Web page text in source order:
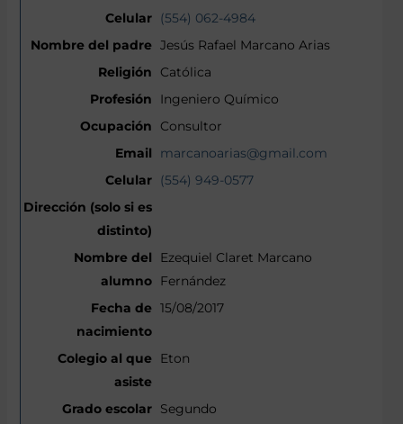
(554) 062-4984
Jesús Rafael Marcano Arias
Católica
Ingeniero Químico
Consultor
marcanoarias@gmail.com
(554) 949-0577
Ezequiel Claret Marcano
Fernández
15/08/2017
Eton
Segundo